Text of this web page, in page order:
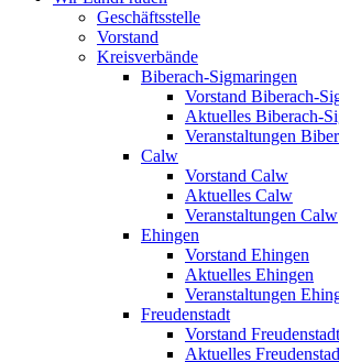
Geschäftsstelle
Vorstand
Kreisverbände
Biberach-Sigmaringen
Vorstand Biberach-
Aktuelles Biberach-
Veranstaltungen
Calw
Vorstand Calw
Aktuelles Calw
Veranstaltungen Calw
Ehingen
Vorstand Ehingen
Aktuelles Ehingen
Veranstaltungen
Freudenstadt
Vorstand Freudenstadt
Aktuelles